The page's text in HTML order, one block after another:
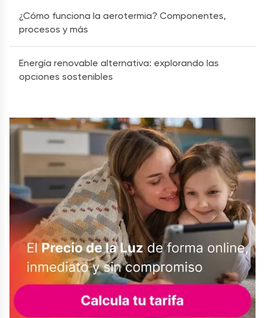
¿Cómo funciona la aerotermia? Componentes,
procesos y más
Energía renovable alternativa: explorando las
opciones sostenibles